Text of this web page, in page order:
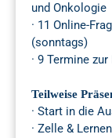
und Onkologie
· 11 Online-
(sonntags)
· 9 Termine
Teilweise
· Start in die
· Zelle &